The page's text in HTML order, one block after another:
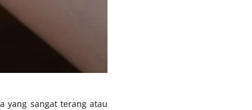
yang sangat terang atau